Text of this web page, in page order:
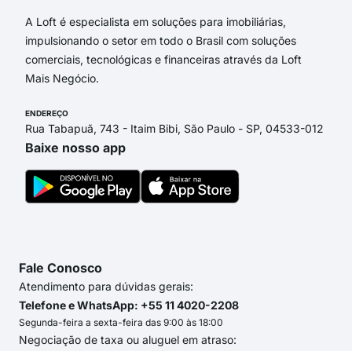
A Loft é especialista em soluções para imobiliárias,
impulsionando o setor em todo o Brasil com soluções
comerciais, tecnológicas e financeiras através da Loft
Mais Negócio.
ENDEREÇO
Rua Tabapuã, 743 - Itaim Bibi, São Paulo - SP, 04533-012
Baixe nosso app
Fale Conosco
Atendimento para dúvidas gerais:
Telefone e WhatsApp: +55 11 4020-2208
Segunda-feira a sexta-feira das 9:00 às 18:00
Negociação de taxa ou aluguel em atraso: